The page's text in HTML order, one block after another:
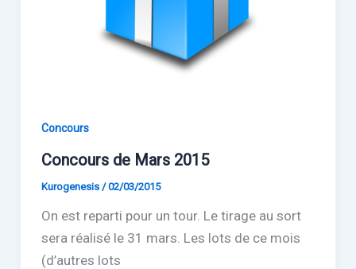
Concours
Concours de Mars 2015
Kurogenesis /02/03/2015
On est reparti pour un tour. Le tirage au sort
sera réalisé le 31 mars. Les lots de ce mois
(d’autres lots